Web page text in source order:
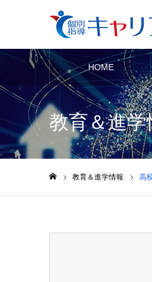
HOME
教育＆進学
教育＆進学情報 高